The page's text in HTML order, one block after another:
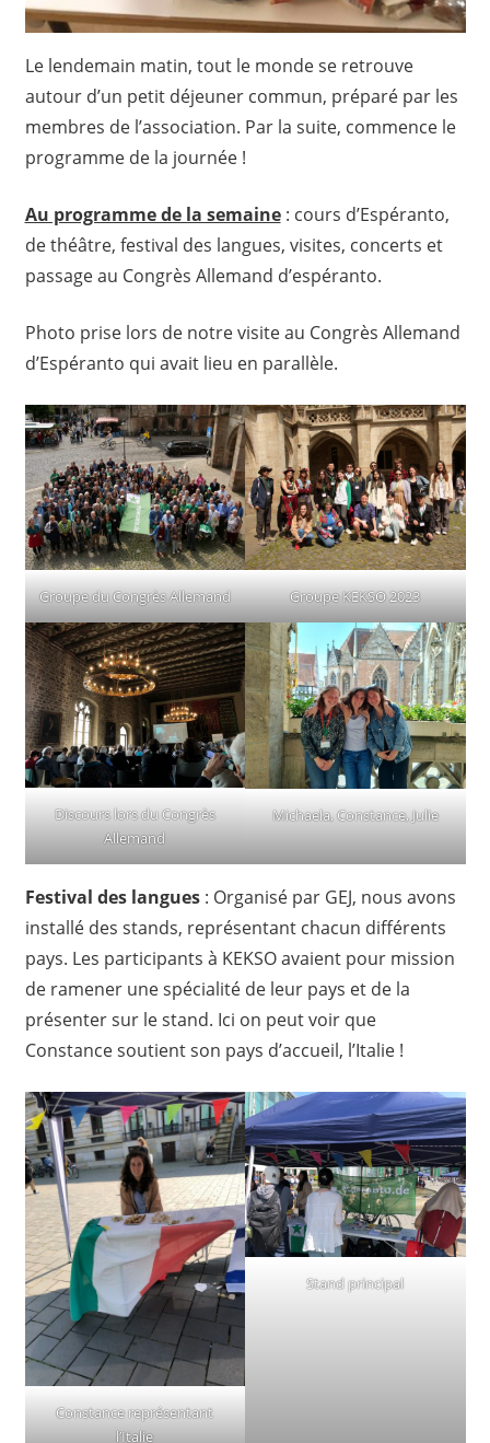
Le lendemain matin, tout le monde se retrouve
autour d’un petit déjeuner commun, préparé par les
membres de l’association. Par la suite, commence le
programme de la journée !
Au programme de la semaine : cours d’Espéranto,
de théâtre, festival des langues, visites, concerts et
passage au Congrès Allemand d’espéranto.
Photo prise lors de notre visite au Congrès Allemand
d’Espéranto qui avait lieu en parallèle.
Groupe du Congrès Allemand Groupe KEKSO 2023
Discours lors du Congrès
Allemand
Michaela, Constance, Julie
Festival des langues : Organisé par GEJ, nous avons
installé des stands, représentant chacun différents
pays. Les participants à KEKSO avaient pour mission
de ramener une spécialité de leur pays et de la
présenter sur le stand. Ici on peut voir que
Constance soutient son pays d’accueil, l’Italie !
Constance représentant
l’Italie
Stand principal